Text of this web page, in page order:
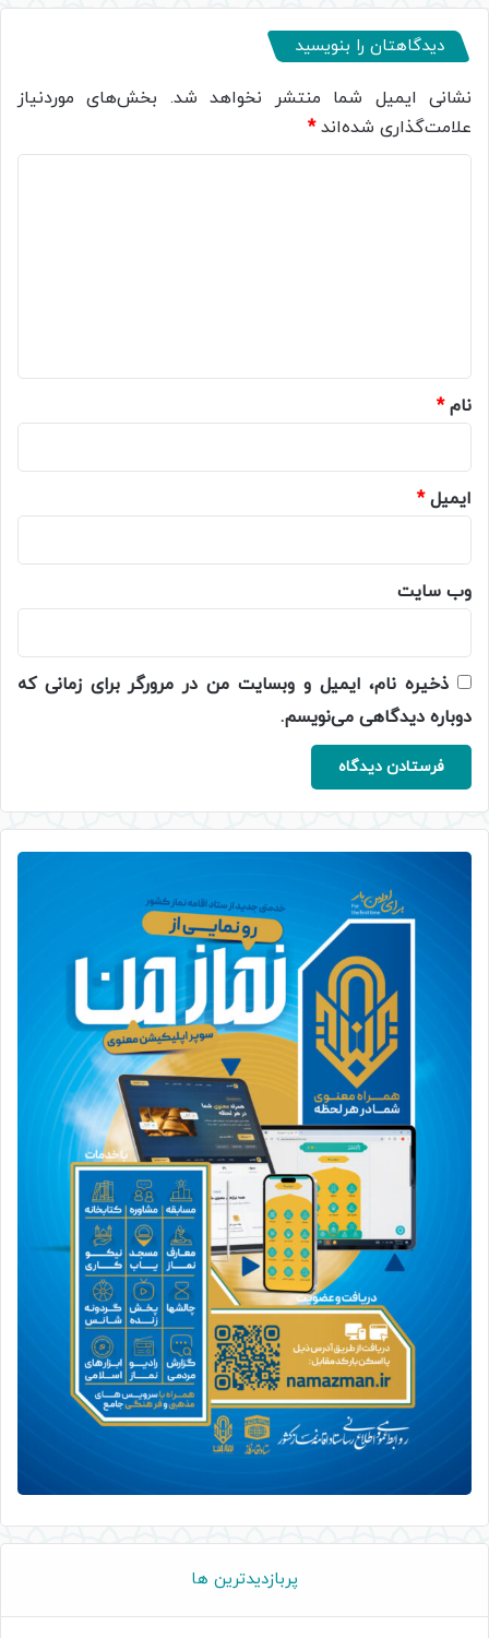
دیدگاهتان را بنویسید
نشانی ایمیل شما منتشر نخواهد شد. بخش‌های موردنیاز
علامت‌گذاری شده‌اند*
نام*
ایمیل*
وب‌ سایت
ذخیره نام، ایمیل و وبسایت من در مرورگر برای زمانی که
دوباره دیدگاهی می‌نویسم.
پربازدیدترین ها